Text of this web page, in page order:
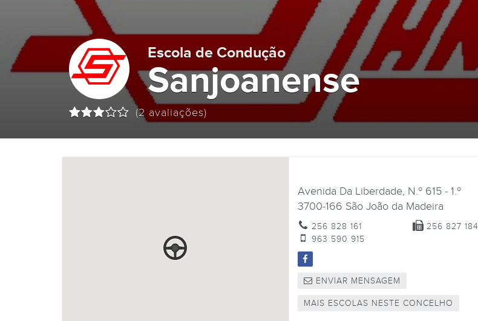
Escola de Condução
Sanjoanense
(2 avaliações)
Avenida Da Liberdade, N.º 615 - 1.º
3700-166 São João da Madeira
256 828 161
256 827 184
963 590 915
ENVIAR MENSAGEM
MAIS ESCOLAS NESTE CONCELHO